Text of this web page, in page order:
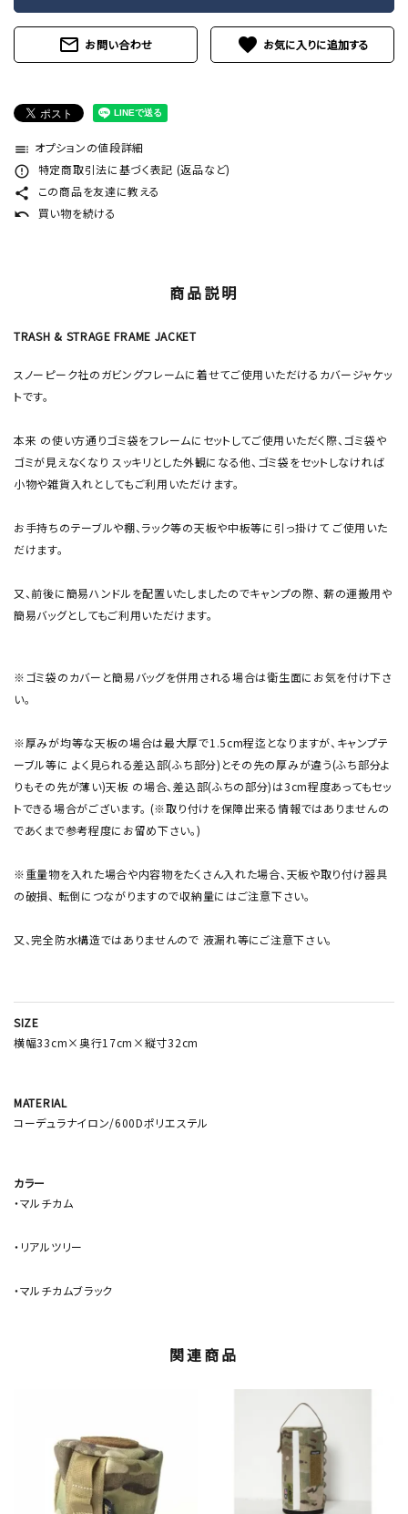
mail_outline お問い合わせ favorite
toc オプションの値段詳細
error_outline 特定商取引法に基づく表記 (返品など)
share この商品を友達に教える
undo 買い物を続ける
商品説明
TRASH & STRAGE FRAME JACKET
スノーピーク社のガビングフレームに着せてご使用いただけるカバージャケッ
トです。
本来 の使い方通りゴミ袋をフレームにセットしてご使用いただく際、ゴミ袋や
ゴミが見えなくなり スッキリとした外観になる他、ゴミ袋をセットしなければ
小物や雑貨入れとしてもご利用いただけます。
お手持ちのテーブルや棚、ラック等の天板や中板等に引っ掛けて ご使用いた
だけます。
又、前後に簡易ハンドルを配置いたしましたのでキャンプの際、 薪の運搬用や
簡易バッグとしてもご利用いただけます。
※ゴミ袋のカバーと簡易バッグを併用される場合は衛生面にお気を付け下さ
い。
※厚みが均等な天板の場合は最大厚で1.5cm程迄となりますが、キャンプテ
ーブル等に よく見られる差込部(ふち部分)とその先の厚みが違う(ふち部分よ
りもその先が薄い)天板 の場合、差込部(ふちの部分)は3cm程度あってもセッ
トできる場合がございます。 (※取り付けを保障出来る情報ではありませんの
であくまで参考程度にお留め下さい。)
※重量物を入れた場合や内容物をたくさん入れた場合、天板や取り付け器具
の破損、 転倒につながりますので収納量にはご注意下さい。
又、完全防水構造ではありませんので 液漏れ等にご注意下さい。
SIZE
横幅33cm×奥行17cm×縦寸32cm
MATERIAL
コーデュラナイロン/600Dポリエステル
カラー
・マルチカム
・リアルツリー
・マルチカムブラック
関連商品